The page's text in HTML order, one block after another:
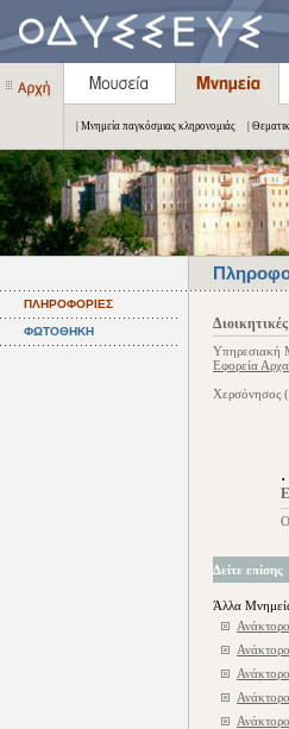
| Μνημεία παγκόσμιας κληρονομιάς |
ΠΛΗΡΟΦΟΡΙΕΣ
ΦΩΤΟΘΗΚΗ
Υπηρεσιακή
Εφορεία
Χερσόνησος
.
Δείτε επίσης
Άλλα